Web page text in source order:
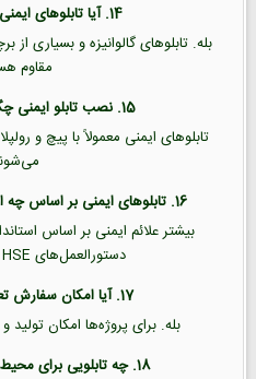
14. آیا تابلوهای ایمنی ضد آب هستند؟
بله. تابلوهای گالوانیزه و بسیاری
مقاوم
15. نصب تابلو ایمنی چگونه انجام می‌شود؟
تابلوهای ایمنی معمولاً با پیچ و
16. تابلوهای ایمنی بر اساس چه استانداردی طراحی می‌شوند؟
دستورالعمل‌های HSE طراحی می‌شوند.
17. آیا امکان سفارش تعداد بالا وجود دارد؟
بله. برای پروژه‌ها امکان تولید
18. چه تابلویی برای محیط تاریک مناسب است؟